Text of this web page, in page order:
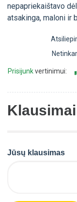
nepapriekaištavo
atsakinga, maloni ir
Prisijunkvertinimui:
Jūsų klausimas